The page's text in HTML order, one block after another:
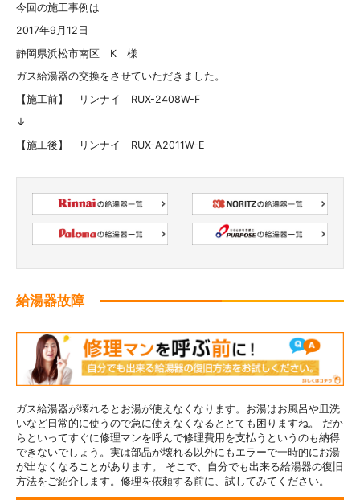
今回の施工事例は
2017年9月12日
静岡県浜松市南区 K 様
ガス給湯器の交換をさせていただきました。
【施工前】 リンナイ RUX-2408W-F
↓
【施工後】 リンナイ RUX-A2011W-E
給湯器故障
ガス給湯器が壊れるとお湯が使えなくなります。お湯はお風呂や皿洗
いなど日常的に使うので急に使えなくなるととても困りますね。 だか
らといってすぐに修理マンを呼んで修理費用を支払うというのも納得
できないでしょう。実は部品が壊れる以外にもエラーで一時的にお湯
が出なくなることがあります。 そこで、自分でも出来る給湯器の復旧
方法をご紹介します。修理を依頼する前に、試してみてください。